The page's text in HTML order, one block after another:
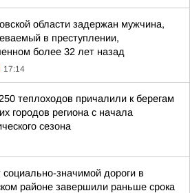
области задержан мужчина,
в преступлении,
более 32 лет назад
17:14
теплоходов причалили к берегам
городов региона с начала
сезона
социально-значимой дороги в
районе завершили раньше срока